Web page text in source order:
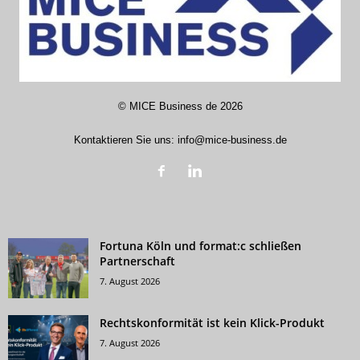
© MICE Business de2026
Kontaktieren Sie uns: info@mice-business.de
Fortuna Köln und format:c schließen
Partnerschaft
7. August 2026
Rechtskonformität ist kein Klick-Produkt
7. August 2026